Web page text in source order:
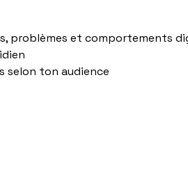
problèmes et comportements
selon ton audience